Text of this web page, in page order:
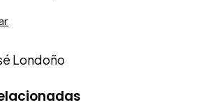
Londoño